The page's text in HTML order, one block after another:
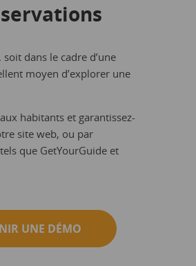
dans le cadre d’une
moyen d’explorer une
habitants et garantissez-
site web, ou par
que GetYourGuide et
UNE DÉMO